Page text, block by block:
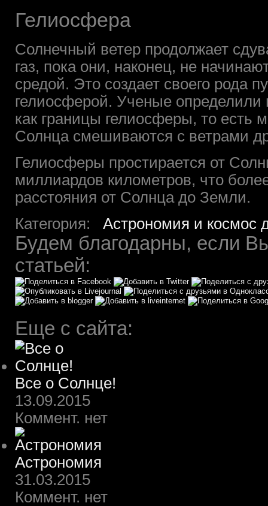
Гелиосфера
Солнечный ветер продолжает
газ, пока они, наконец, не
средой. Это создает своего рода
гелиосферой. Ученые
как границы гелиосферы, то есть
Солнца смешиваются с ветрами
Гелиосферы простирается от
миллиардов километров, что
расстояния от Солнца до Земли.
Категория: Астрономия и космос
Будем благодарны, если
статьей:
Еще с сайта:
Все о Солнце!
13.09.2015
Коммент. нет
Астрономия
31.03.2015
Коммент. нет